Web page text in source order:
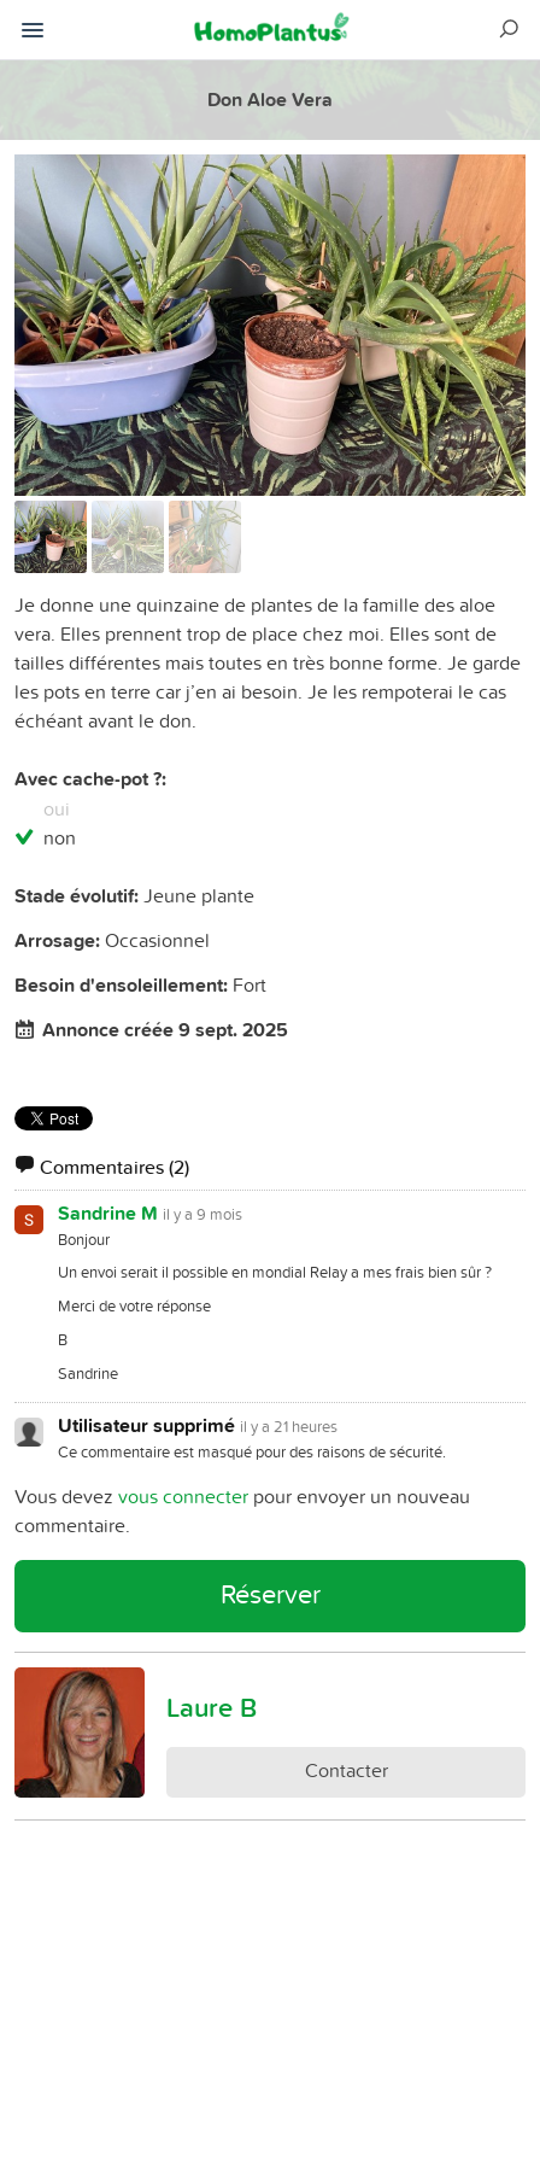
Don Aloe Vera
Je donne une quinzaine de plantes de la famille des aloe
vera. Elles prennent trop de place chez moi. Elles sont de
tailles différentes mais toutes en très bonne forme. Je garde
les pots en terre car j’en ai besoin. Je les rempoterai le cas
échéant avant le don.
Avec cache-pot ?:
oui
non
Stade évolutif:Jeune plante
Arrosage:Occasionnel
Besoin d'ensoleillement: Fort
Annonce créée 9 sept. 2025
Commentaires(2)
Sandrine M il y a 9 mois
Bonjour
Un envoi serait il possible en mondial Relay a mes frais bien sûr ?
Merci de votre réponse
B
Sandrine
Utilisateur supprimé il y a 21 heures
Ce commentaire est masqué pour des raisons de sécurité.
Vous devez vous connecter pour envoyer un nouveau
commentaire.
Réserver
Laure B
Contacter